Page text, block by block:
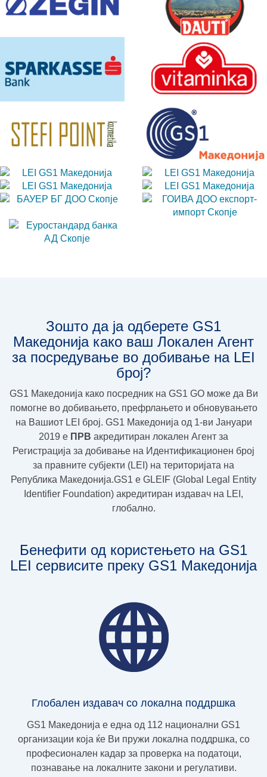
Зошто да ја одберете GS1
Македонија како ваш Локален Агент
за посредување во добивање на LEI
број?
GS1 Македонија како посредник на GS1 GO може да Ви
помогне во добивањето, префрлањето и обновувањето
на Вашиот LEI број. GS1 Македонија од 1-ви Јануари
2019 e ПРВ акредитиран локален Агент за
Регистрација за добивање на Идентификационен број
за правните субјекти (LEI) на територијата на
Република Македонија.GS1 e GLEIF (Global Legal Entity
Identifier Foundation) акредитиран издавач на LEI,
глобално.
Бенефити од користењето на GS1
LEI сервисите преку GS1 Македонија
Глобален издавач со локална поддршка
GS1 Македонија е една од 112 национални GS1
организации која ќе Ви пружи локална поддршка, со
професионален кадар за проверка на податоци,
познавање на локалните закони и регулативи.